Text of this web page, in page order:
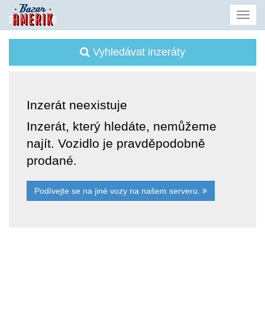
Vyhledávat inzeráty
Inzerát neexistuje
Inzerát, který hledáte, nemůžeme
najít. Vozidlo je pravděpodobně
prodané.
Podívejte se na jiné vozy na našem serveru.